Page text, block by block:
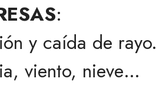
:
y caída de rayo.
viento, nieve…